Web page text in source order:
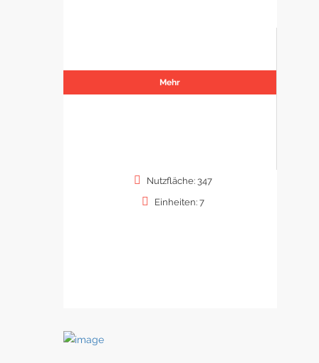
Mehr
Nutzfläche: 347
Einheiten: 7